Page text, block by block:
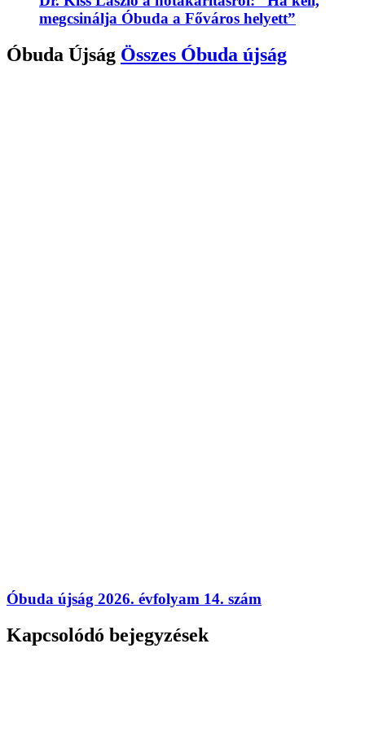
megcsinálja Óbuda a Főváros helyett”
Óbuda Újság Összes Óbuda újság
Óbuda újság 2026. évfolyam 14. szám
Kapcsolódó bejegyzések